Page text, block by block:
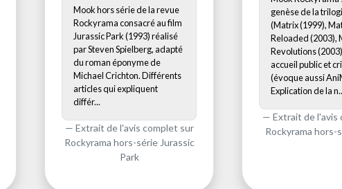
Mook hors série de la revue
Rockyrama consacré au film
Jurassic Park (1993) réalisé
par Steven Spielberg, adapté
du roman éponyme de
Michael Crichton. Différents
articles qui expliquent
différ...
Extrait de l'avis complet sur
Rockyrama hors-série Jurassic
Park
genèse de la
(Matrix (1999),
Reloaded (2003),
Revolutions
accueil public et
(évoque aussi
Explication de la
Extrait de l'avis
Rockyrama hors-